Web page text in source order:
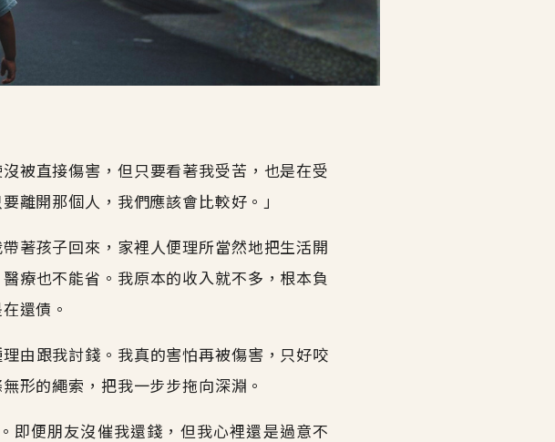
被直接傷害，但只要看著我受苦，也是在受
離開那個人，我們應該會比較好。」
著孩子回來，家裡人便理所當然地把生活開
療也不能省。我原本的收入就不多，根本負
還債。
由跟我討錢。我真的害怕再被傷害，只好咬
形的繩索，把我一步步拖向深淵。
即便朋友沒催我還錢，但我心裡還是過意不